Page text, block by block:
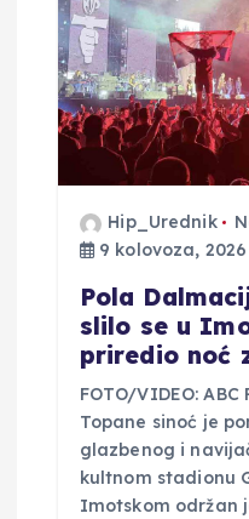
Hip_Urednik
9 kolovoza, 2026
Pola
slilo se u
priredio noć
FOTO/VIDEO:
Topane sinoć je
glazbenog i
kultnom stadionu
Imotskom održan